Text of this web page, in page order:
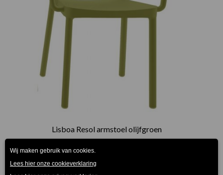
Lisboa Resol armstoel olijfgroen
€78.00